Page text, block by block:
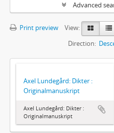
Advanced
Print preview
View:
Direction:
Axel Lundegård: Dikter :
Originalmanuskript
Axel Lundegård: Dikter :
Originalmanuskript